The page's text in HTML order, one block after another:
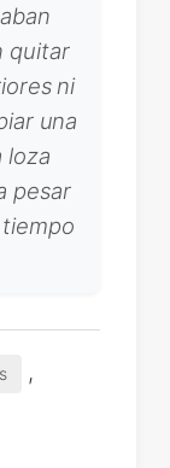
quitar
ni
una
loza
pesar
,